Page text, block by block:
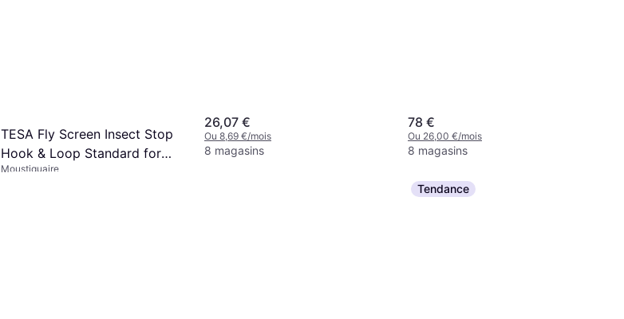
TESA Fly Screen Insect Stop
Hook & Loop Standard for
Windows 100cm x 100cm
Moustiquaire
26,07 €
Ou 8,69 €/mois
8 magasins
78 €
Ou 26,00 €/mois
8 magasins
Tendance